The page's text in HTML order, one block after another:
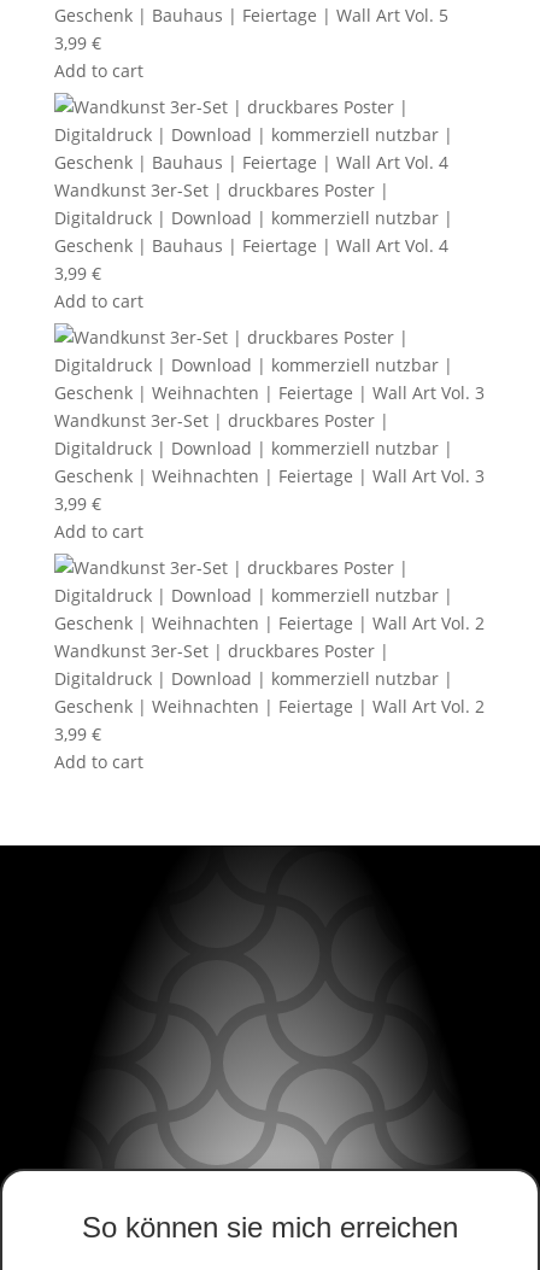
Geschenk | Bauhaus | Feiertage | Wall Art Vol. 5
3,99 €
Add to cart
Wandkunst 3er-Set | druckbares Poster |
Digitaldruck | Download | kommerziell nutzbar |
Geschenk | Bauhaus | Feiertage | Wall Art Vol. 4
3,99 €
Add to cart
Wandkunst 3er-Set | druckbares Poster |
Digitaldruck | Download | kommerziell nutzbar |
Geschenk | Weihnachten | Feiertage | Wall Art Vol. 3
3,99 €
Add to cart
Wandkunst 3er-Set | druckbares Poster |
Digitaldruck | Download | kommerziell nutzbar |
Geschenk | Weihnachten | Feiertage | Wall Art Vol. 2
3,99 €
Add to cart
So können sie mich erreichen
Glockenbruchweg 51